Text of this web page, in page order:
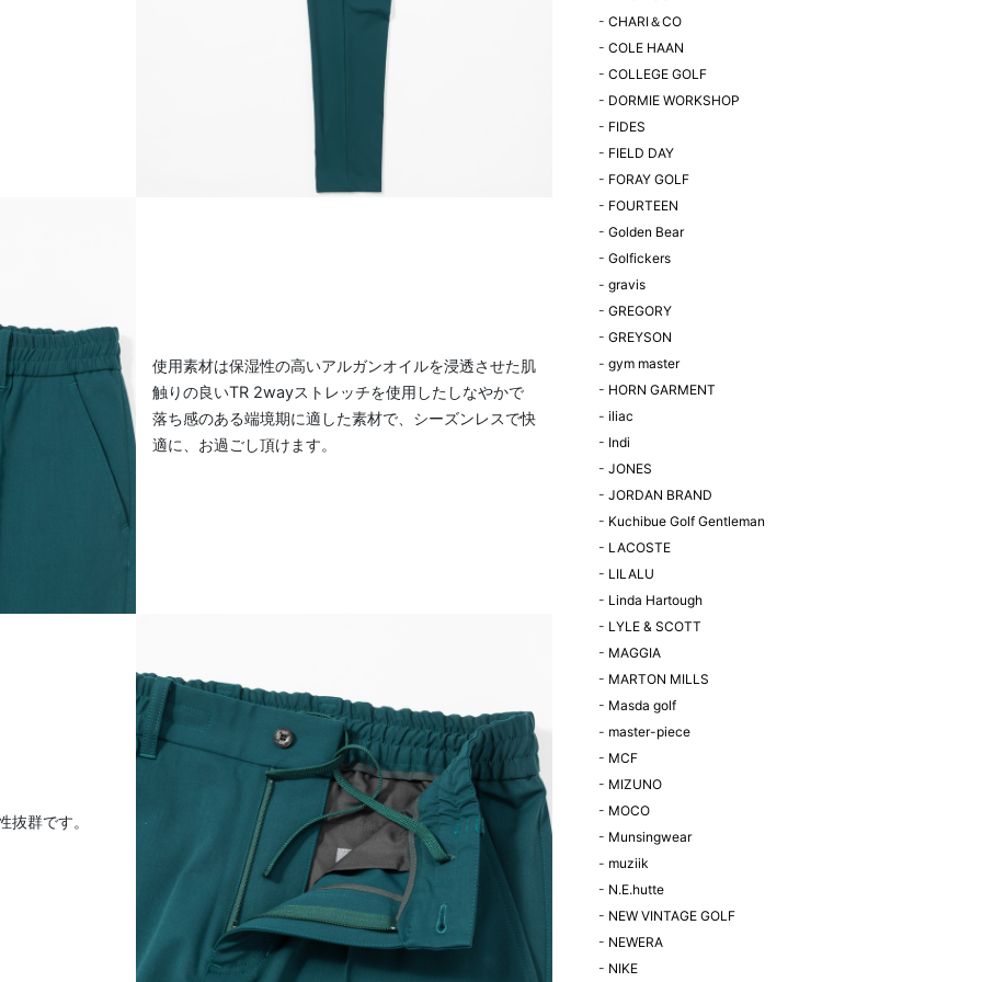
使用素材は保湿性の高いアルガンオイルを浸透させた肌
触りの良いTR 2wayストレッチを使用したしなやかで
落ち感のある端境期に適した素材で、シーズンレスで快
適に、お過ごし頂けます。
抜群です。
- CHARI＆CO
- COLE HAAN
- COLLEGE GOLF
- DORMIE WORKSHOP
- FIDES
- FIELD DAY
- FORAY GOLF
- FOURTEEN
- Golden Bear
- Golfickers
- gravis
- GREGORY
- GREYSON
- gym master
- HORN GARMENT
- iliac
- Indi
- JONES
- JORDAN BRAND
- Kuchibue Golf Gentleman
- LACOSTE
- LILALU
- Linda Hartough
- LYLE & SCOTT
- MAGGIA
- MARTON MILLS
- Masda golf
- master-piece
- MCF
- MIZUNO
- MOCO
- Munsingwear
- muziik
- N.E.hutte
- NEW VINTAGE GOLF
- NEWERA
- NIKE